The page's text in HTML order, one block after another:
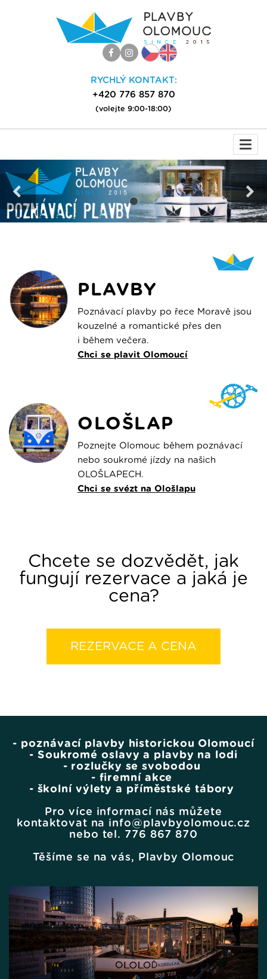
RYCHLÝ KONTAKT:
+420 776 857 870
(volejte 9:00-18:00)
PLAVBY
Poznávací plavby po řece Moravě jsou
kouzelné a romantické přes den
i během večera.
Chci se plavit Olomoucí
OLOŠLAP
Poznejte Olomouc během poznávací
nebo soukromé jízdy na našich
OLOŠLAPECH.
Chci se svézt na Ološlapu
Chcete se dozvědět, jak
fungují rezervace a jaká je
cena?
REZERVACE A CENA
- poznávací plavby historickou Olomoucí
- Soukromé oslavy a plavby na lodi
- rozlučky se svobodou
- firemní akce
- školní výlety a příměstské tábory
Pro více informací nás můžete
kontaktovat na info@plavbyolomouc.cz
nebo tel. 776 867 870
Těšíme se na vás, Plavby Olomouc